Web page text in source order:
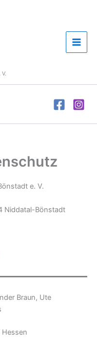
e. V.
Niddatal-Bönstadt
Braun, Ute
Hessen